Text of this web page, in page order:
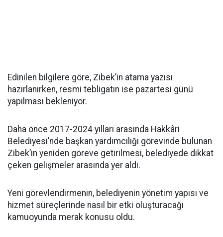
Edinilen bilgilere göre, Zibek’in atama yazısı
hazırlanırken, resmi tebligatın ise pazartesi günü
yapılması bekleniyor.
Daha önce 2017-2024 yılları arasında Hakkâri
Belediyesi’nde başkan yardımcılığı görevinde bulunan
Zibek’in yeniden göreve getirilmesi, belediyede dikkat
çeken gelişmeler arasında yer aldı.
Yeni görevlendirmenin, belediyenin yönetim yapısı ve
hizmet süreçlerinde nasıl bir etki oluşturacağı
kamuoyunda merak konusu oldu.